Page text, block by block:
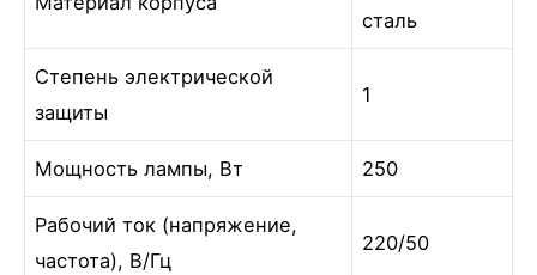
сталь
Степень электрической
защиты
1
Мощность лампы, Вт 250
Рабочий ток (напряжение,
частота), В/Гц
220/50